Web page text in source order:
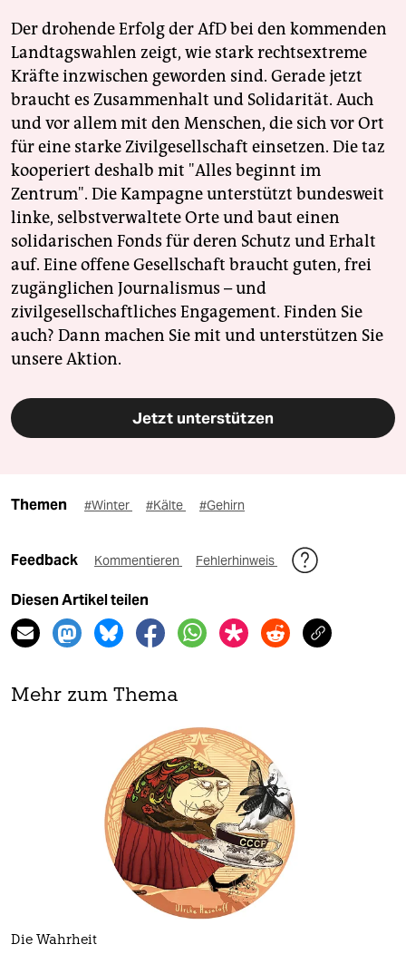
Der drohende Erfolg der AfD bei den kommenden
Landtagswahlen zeigt, wie stark rechtsextreme
Kräfte inzwischen geworden sind. Gerade jetzt
braucht es Zusammenhalt und Solidarität. Auch
und vor allem mit den Menschen, die sich vor Ort
für eine starke Zivilgesellschaft einsetzen. Die taz
kooperiert deshalb mit "Alles beginnt im
Zentrum". Die Kampagne unterstützt bundesweit
linke, selbstverwaltete Orte und baut einen
solidarischen Fonds für deren Schutz und Erhalt
auf. Eine offene Gesellschaft braucht guten, frei
zugänglichen Journalismus – und
zivilgesellschaftliches Engagement. Finden Sie
auch? Dann machen Sie mit und unterstützen Sie
unsere Aktion.
Jetzt unterstützen
Themen #Winter #Kälte #Gehirn
Feedback Kommentieren Fehlerhinweis
Diesen Artikel teilen
Mehr zum Thema
Die Wahrheit